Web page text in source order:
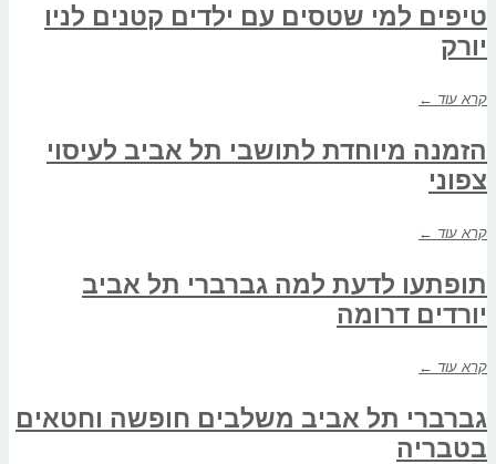
טיפים למי שטסים עם ילדים קטנים לניו
יורק
קרא עוד ←
הזמנה מיוחדת לתושבי תל אביב לעיסוי
צפוני
קרא עוד ←
תופתעו לדעת למה גברברי תל אביב
יורדים דרומה
קרא עוד ←
גברברי תל אביב משלבים חופשה וחטאים
בטבריה